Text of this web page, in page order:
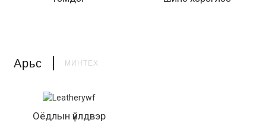
Арьс МИНТЕХ
Оёдлын үйлдвэр